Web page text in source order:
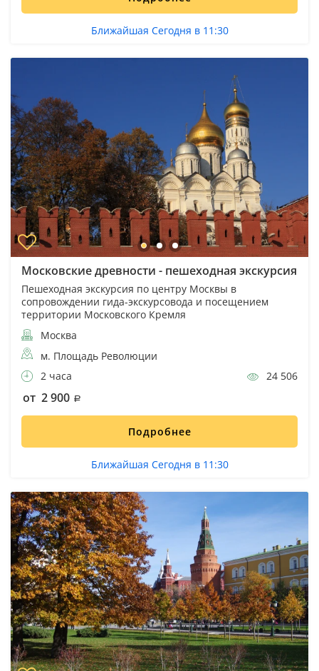
Ближайшая Сегодня в 11:30
Московские древности - пешеходная экскурсия
Пешеходная экскурсия по центру Москвы в
сопровождении гида-экскурсовода и посещением
территории Московского Кремля
Москва
м. Площадь Революции
2 часа
24 506
от 2 900
Подробнее
Ближайшая Сегодня в 11:30